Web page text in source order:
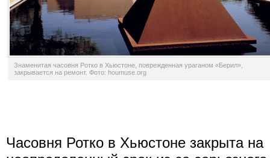
Знаменитая часовня Ротко в Хьюстоне, поврежденная ураганом «Берил»,
закрывается на ремонт. Фото: houmuse.org
Часовня Ротко в Хьюстоне закрыта на